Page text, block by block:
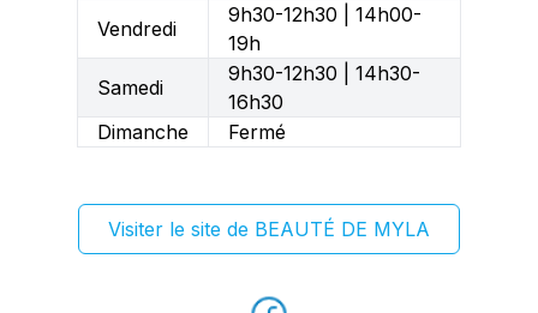
Vendredi
9h30-12h30 | 14h00-
19h
Samedi
9h30-12h30 | 14h30-
16h30
Dimanche
Fermé
Visiter le site de BEAUTÉ DE MYLA